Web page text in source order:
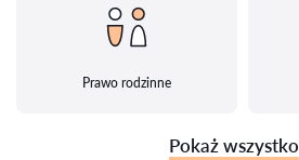
Prawo rodzinne
Pokaż wszystko